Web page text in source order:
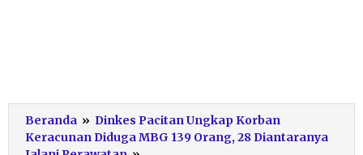
Beranda » Dinkes Pacitan Ungkap Korban
Keracunan Diduga MBG 139 Orang, 28 Diantaranya